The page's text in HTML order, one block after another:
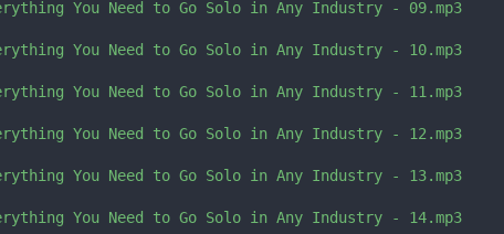
You Need to Go Solo in Any Industry - 09.mp3
You Need to Go Solo in Any Industry - 10.mp3
You Need to Go Solo in Any Industry - 11.mp3
You Need to Go Solo in Any Industry - 12.mp3
You Need to Go Solo in Any Industry - 13.mp3
You Need to Go Solo in Any Industry - 14.mp3